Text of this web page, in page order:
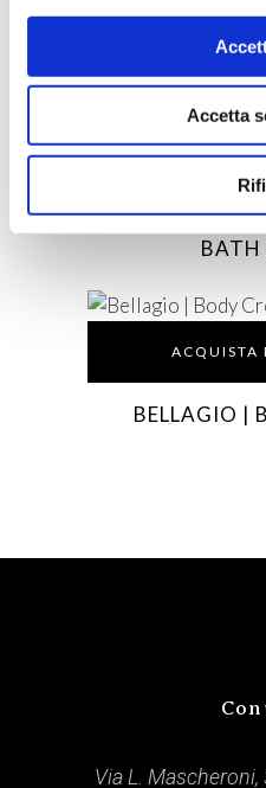
Accetta
ACQUISTA
RITUENA |
BATH
ACQUISTA
BELLAGIO |
Via L.